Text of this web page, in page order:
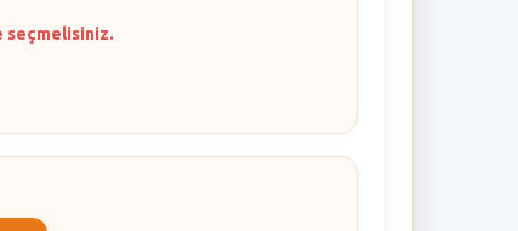
seçmelisiniz.